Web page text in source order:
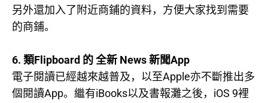
另外還加入了附近商鋪的資料，方便大家找到需要
的商鋪。
6. 類Flipboard 的 全新 News 新聞App
電子閱讀已經越來越普及，以至Apple亦不斷推出多
個閱讀App。繼有iBooks以及書報灘之後， iOS 9裡